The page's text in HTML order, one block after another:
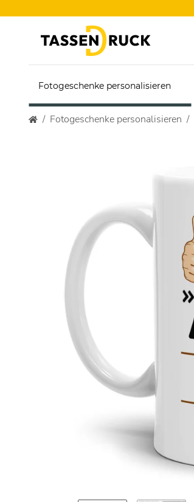
Fotogeschenke personalisieren
Fotogeschenke personalisieren